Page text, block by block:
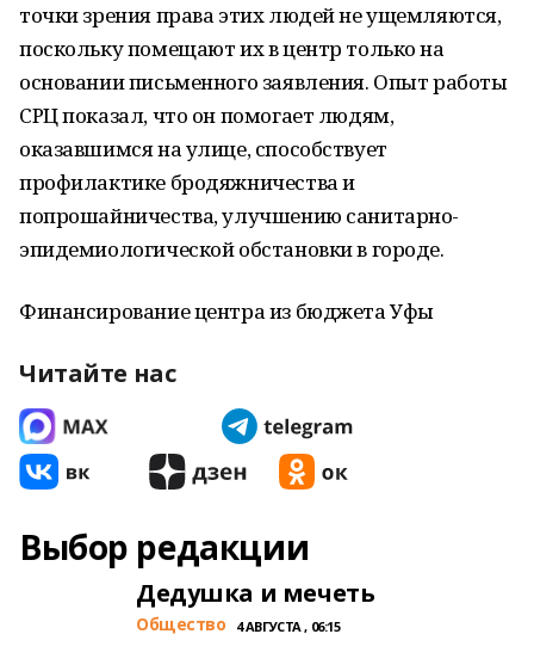
точки зрения права этих людей не ущемляются,
поскольку помещают их в центр только на
основании письменного заявления. Опыт работы
СРЦ показал, что он помогает людям,
оказавшимся на улице, способствует
профилактике бродяжничества и
попрошайничества, улучшению санитарно-
эпидемиологической обстановки в городе.
Финансирование центра из бюджета Уфы
Читайте нас
Выбор редакции
Дедушка и мечеть
Общество 4 АВГУСТА , 06:15